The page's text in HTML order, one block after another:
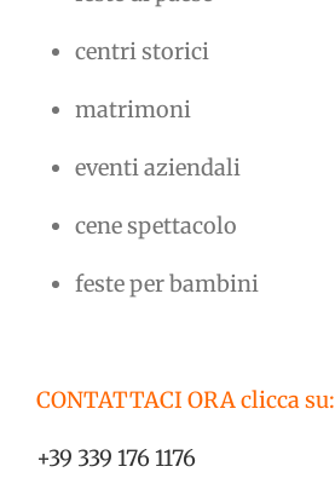
centri storici
matrimoni
eventi aziendali
cene spettacolo
feste per bambini
CONTATTACI ORA clicca su:
+39 339 176 1176